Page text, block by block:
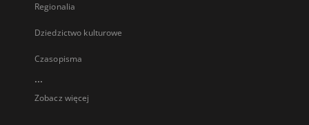
Regionalia
Dziedzictwo kulturowe
Czasopisma
...
Zobacz więcej